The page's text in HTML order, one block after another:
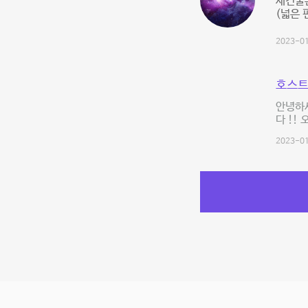
(넓은
2023-
호스
안녕하
다 !!
2023-